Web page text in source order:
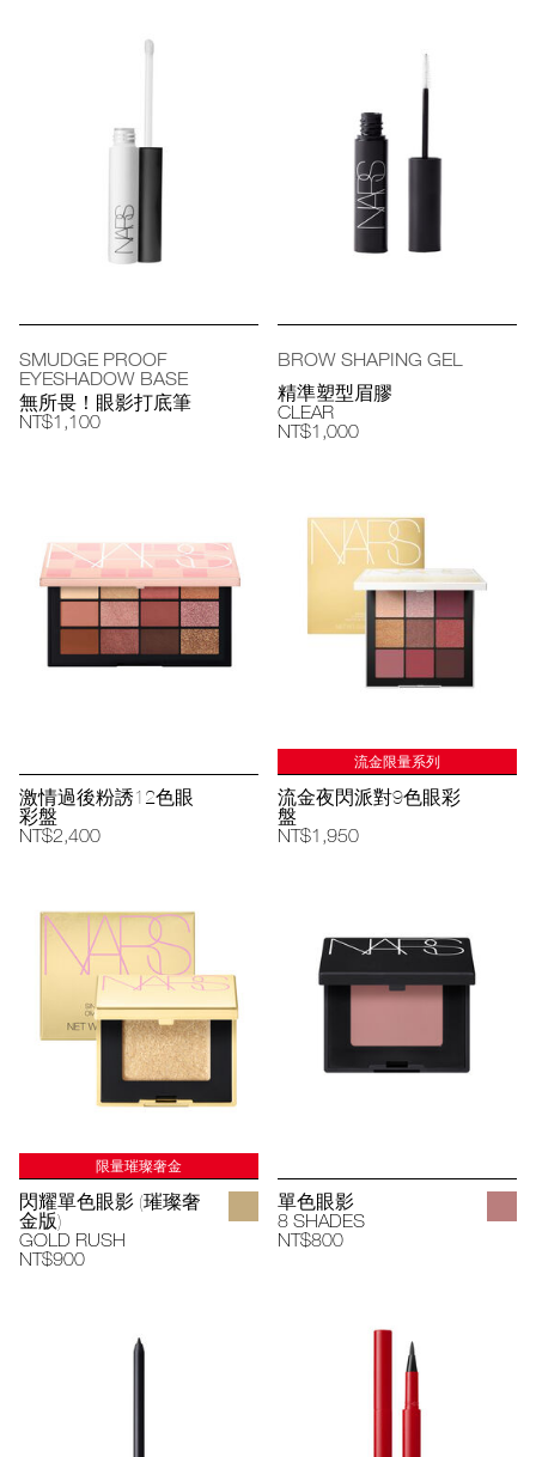
SMUDGE PROOF
EYESHADOW BASE
無所畏！眼影打底筆
NT$1,100
BROW SHAPING GEL
精準塑型眉膠
CLEAR
NT$1,000
激情過後粉誘12色眼
彩盤
NT$2,400
流金限量系列
流金夜閃派對9色眼彩
盤
NT$1,950
限量璀璨奢金
閃耀單色眼影 (璀璨奢
金版)
GOLD RUSH
NT$900
單色眼影
8 SHADES
NT$800